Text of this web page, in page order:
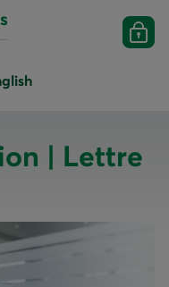
| Lettre